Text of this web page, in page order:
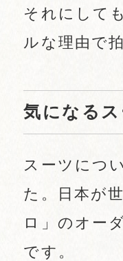
それにして
ルな理由で
気になる
スーツにつ
た。日本が
ロ」のオー
です。